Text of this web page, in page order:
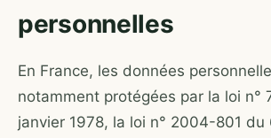
personnelles
En France, les données
notamment protégées par la loi n°
janvier 1978, la loi n° 2004-801